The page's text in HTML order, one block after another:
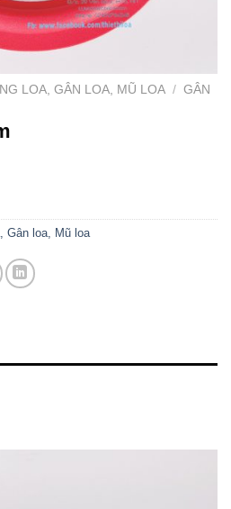
LOA, GÂN LOA, MŨ LOA / GÂN
Gân loa, Mũ loa